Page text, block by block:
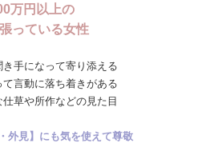
万円以上の
っている女性
き手になって寄り添える
て言動に落ち着きがある
仕草や所作などの見た目
外見】にも気を使えて尊敬